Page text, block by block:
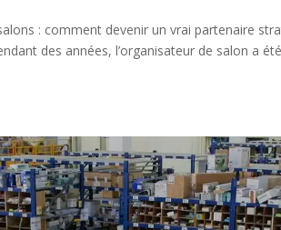
: comment devenir un vrai partenaire
des années, l’organisateur de salon a